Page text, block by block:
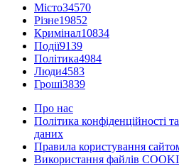
Місто34570
Різне19852
Кримінал10834
Події9139
Політика4984
Люди4583
Гроші3839
Про нас
Політика конфіденційності
даних
Правила користування
Використання файлів